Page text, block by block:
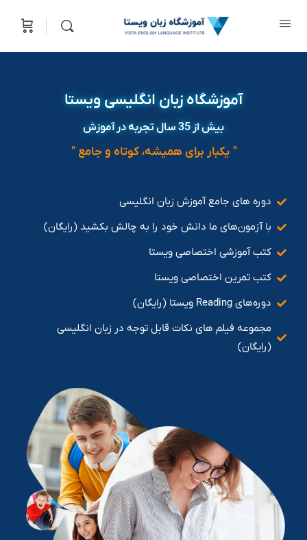
آموزشگاه زبان انگلیسی ویستا
بیش از 35 سال تجربه در آموزش
" یکبار برای همیشه، کوتاه و جامع "
دوره های جامع آموزش زبان انگلیسی
با آزمون‌های ما دانش خود را به چالش بکشید (رایگان)
کتب آموزشی اختصاصی ویستا
کتب تمرین اختصاصی ویستا
دوره‌های Reading ویستا (رایگان)
مجموعه فیلم های نکات قابل توجه در زبان انگلیسی
(رایگان)